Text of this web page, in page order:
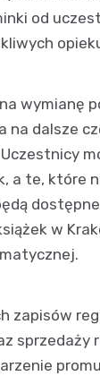
od
wymianę
na dalsze
a te, które
w
zapisów
sprzedaży